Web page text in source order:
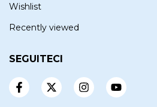
Wishlist
Recently viewed
SEGUITECI